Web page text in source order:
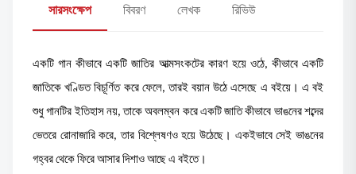
সারসংক্ষেপ বিবরণ লেখক রিভিউ
একটি গান কীভাবে একটি জাতির আত্মসংকটের কারণ হয়ে ওঠে, কীভাবে একটি
জাতিকে খণ্ডিত বিচূর্ণিত করে ফেলে, তারই বয়ান উঠে এসেছে এ বইয়ে। এ বই
শুধু গানটির ইতিহাস নয়, তাকে অবলম্বন করে একটি জাতি কীভাবে ভাঙনের শব্দের
ভেতরে রোনাজারি করে, তার বিশ্লেষণও হয়ে উঠেছে। একইভাবে সেই ভাঙনের
গহ্বর থেকে ফিরে আসার দিশাও আছে এ বইতে।